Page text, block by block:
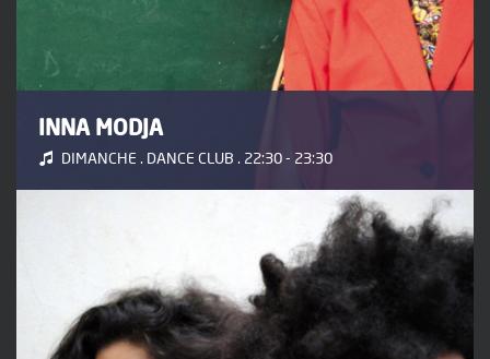
INNA MODJA
DIMANCHE . DANCE CLUB . 22:30 - 23:30